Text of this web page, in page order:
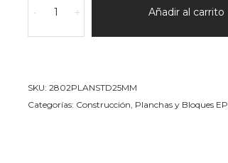
-
en
+ Añadir al carrito
SKU: 2802PLANSTD25MM
Categorías: Construcción Planchas y Bloques